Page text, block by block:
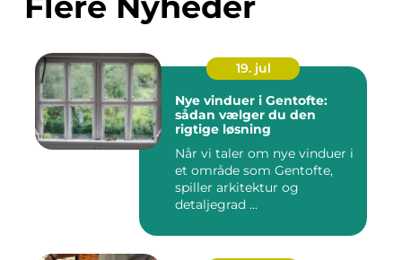
19. jul
Nye vinduer i Gentofte:
sådan vælger du den
rigtige løsning
Når vi taler om nye vinduer i
et område som Gentofte,
spiller arkitektur og
detaljegrad ...